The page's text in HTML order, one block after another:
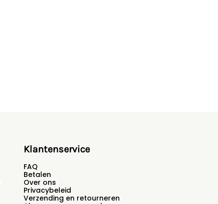
Klantenservice
FAQ
Betalen
Over ons
Privacybeleid
Verzending en retourneren